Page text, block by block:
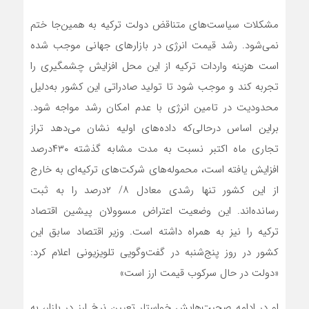
مشکلات سیاست‌‌های متناقض دولت ترکیه به همین‌جا ختم
نمی‌‌شود. رشد قیمت انرژی در بازارهای جهانی موجب شده
است هزینه واردات ترکیه از این محل افزایش چشمگیری را
تجربه کند و موجب شود تا تولید صادراتی این کشور به‌دلیل
محدودیت در تامین انرژی با عدم امکان رشد مواجه شود.
براین اساس درحالی‌که داده‌های اولیه نشان می‌‌دهد تراز
تجاری ماه اکتبر نسبت به مدت مشابه گذشته ۴۳۰درصد
افزایش یافته است، محموله‌های شرکت‌های ترکیه‌‌ای به خارج
از این کشور تنها رشدی معادل ۸/ ۲درصد را به ثبت
رسانده‌‌اند. این وضعیت اعتراض مسوولان پیشین اقتصاد
ترکیه را نیز به همراه داشته است. وزیر اقتصاد سابق این
کشور در روز پنج‌شنبه در گفت‌وگویی تلویزیونی اعلام کرد:
«دولت در حال سرکوب قیمت ارز است»